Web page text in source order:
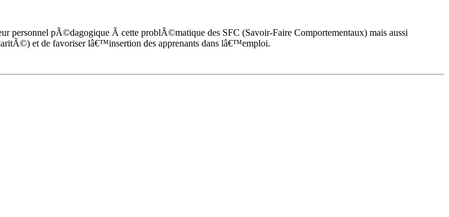
pÃ©dagogique Ã cette problÃ©matique des SFC (Savoir-Faire Comportementaux) mais aussi
et de favoriser lâ€™insertion des apprenants dans lâ€™emploi.